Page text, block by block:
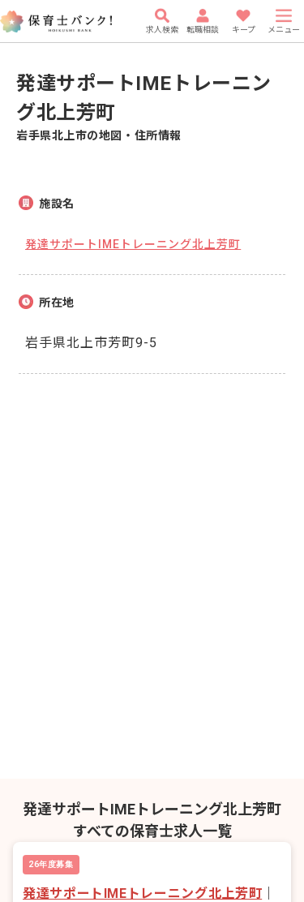
求人検索 転職相談 キープ メニュー
発達サポートIMEトレーニン
グ北上芳町
岩手県北上市の地図・住所情報
施設名
発達サポートIMEトレーニング北上芳町
所在地
岩手県北上市芳町9-5
発達サポートIMEトレーニング北上芳町
すべての保育士求人一覧
26年度募集
発達サポートIMEトレーニング北上芳町